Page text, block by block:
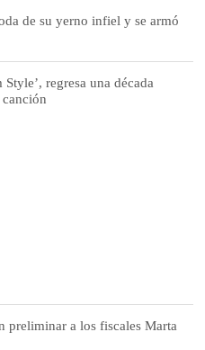
de su yerno infiel y se armó
regresa una década
preliminar a los fiscales Marta